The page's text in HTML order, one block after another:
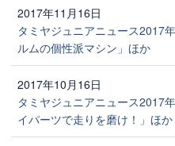
2017年11月16日
タミヤジュニアニュース2017
ルムの個性派マシン」ほか
2017年10月16日
タミヤジュニアニュース2017
イパーツで走りを磨け！」ほか